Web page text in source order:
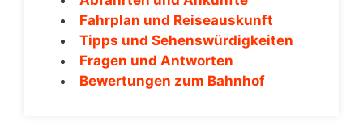
Fahrplan und Reiseauskunft
Tipps und Sehenswürdigkeiten
Fragen und Antworten
Bewertungen zum Bahnhof